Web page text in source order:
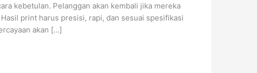
kebetulan. Pelanggan akan kembali jika mereka
print harus presisi, rapi, dan sesuai spesifikasi
akan […]